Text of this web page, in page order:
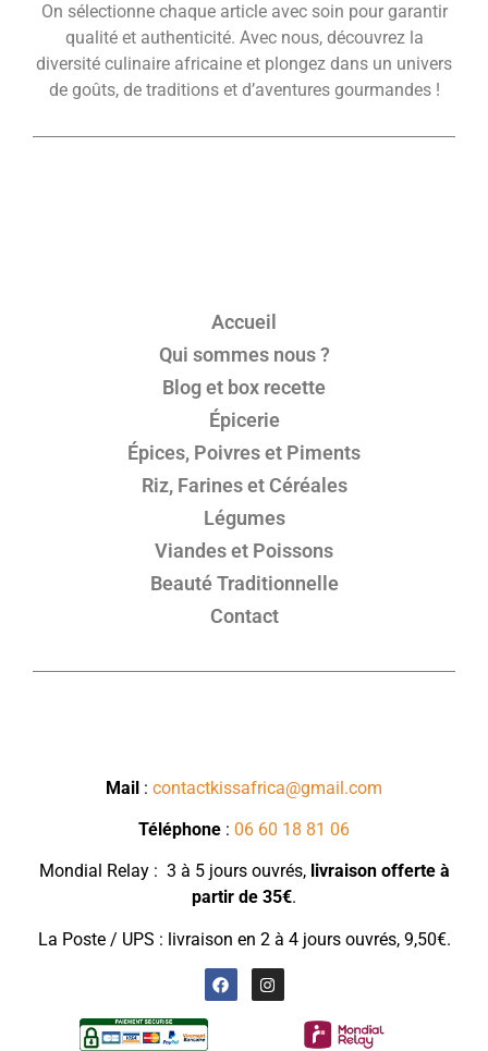
On sélectionne chaque article avec soin pour garantir
qualité et authenticité. Avec nous, découvrez la
diversité culinaire africaine et plongez dans un univers
de goûts, de traditions et d’aventures gourmandes !
Accueil
Qui sommes nous ?
Blog et box recette
Épicerie
Épices, Poivres et Piments
Riz, Farines et Céréales
Légumes
Viandes et Poissons
Beauté Traditionnelle
Contact
Mail : contactkissafrica@gmail.com
Téléphone : 06 60 18 81 06
Mondial Relay : 3 à 5 jours ouvrés, livraison offerte à
partir de 35€.
La Poste / UPS : livraison en 2 à 4 jours ouvrés, 9,50€.